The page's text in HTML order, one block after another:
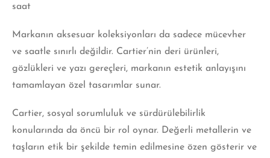
saat
Markanın aksesuar koleksiyonları da sadece mücevher
ve saatle sınırlı değildir. Cartier’nin deri ürünleri,
gözlükleri ve yazı gereçleri, markanın estetik anlayışını
tamamlayan özel tasarımlar sunar.
Cartier, sosyal sorumluluk ve sürdürülebilirlik
konularında da öncü bir rol oynar. Değerli metallerin ve
taşların etik bir şekilde temin edilmesine özen gösterir ve